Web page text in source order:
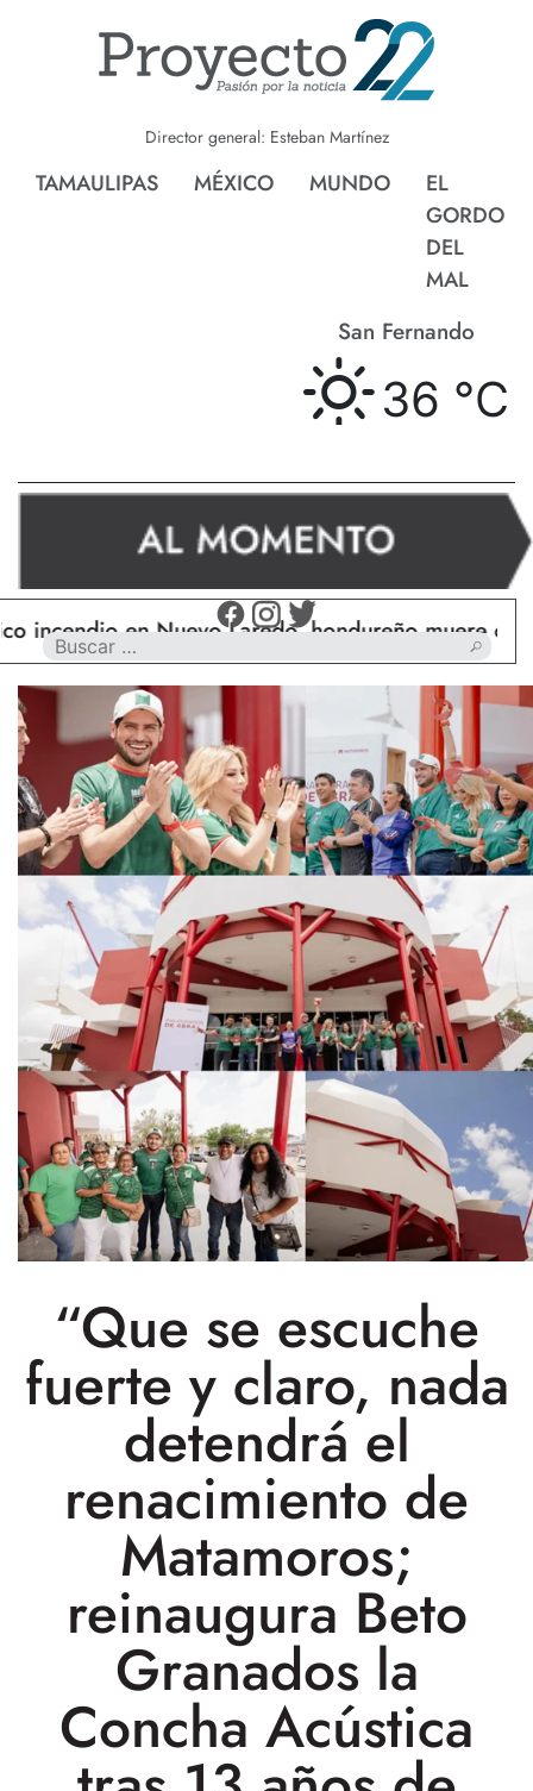
Director general: Esteban Martínez
TAMAULIPAS MÉXICO MUNDO
EL
GORDO
DEL
MAL
36 °C
en Nuevo Laredo, hondureño muere calcinado
“Que se escuche
fuerte y claro, nada
detendrá el
renacimiento de
Matamoros;
reinaugura Beto
Granados la
Concha Acústica